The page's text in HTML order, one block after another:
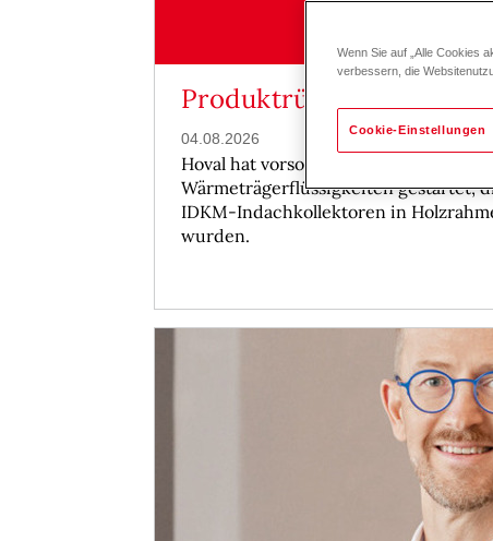
Produktrückruf
04.08.2026
Hoval hat vorsorglich einen
Wärmeträgerflüssigkeiten gestartet,
IDKM-Indachkollektoren in
wurden.
Wenn Sie auf „Alle Cookies
verbessern, die
Cookie-Einstellungen